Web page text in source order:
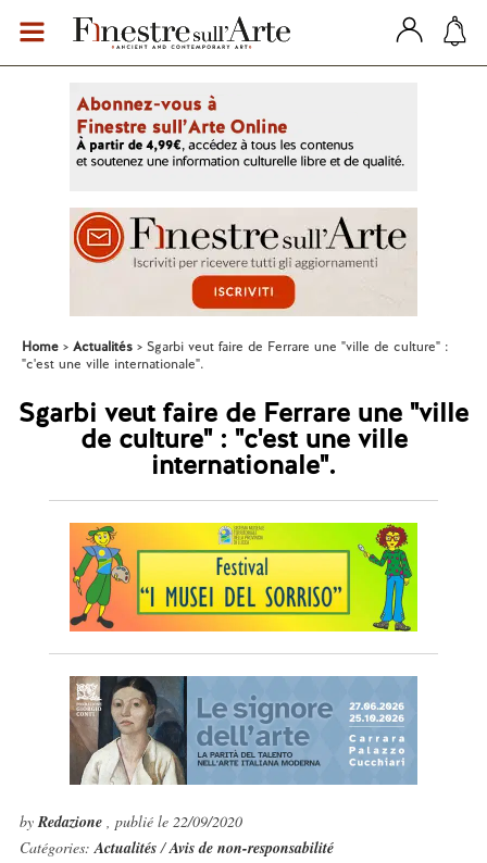
Home Actualités
Sgarbi veut faire de Ferrare une "ville de culture" :
"c'est une ville internationale".
Sgarbi veut faire de Ferrare une "ville
de culture" : "c'est une ville
internationale".
byRedazione , publié le 22/09/2020
Catégories:Actualités/Avis de non-responsabilité